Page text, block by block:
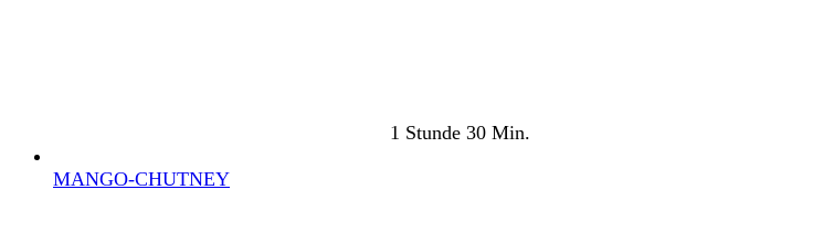
1 Stunde 30 Min.
MANGO-CHUTNEY